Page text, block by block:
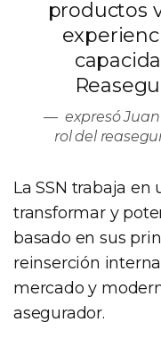
productos
expresó
rol del
La SSN trabaja
transformar y
basado en sus
reinserción
mercado y
asegurador.